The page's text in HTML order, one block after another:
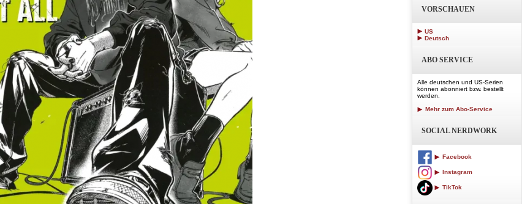
VORSCHAUEN
US
Deutsch
ABO SERVICE
Alle deutschen und US-Serien
können abonniert bzw. bestellt
werden.
Mehr zum Abo-Service
SOCIAL NERDWORK
Facebook
Instagram
TikTok